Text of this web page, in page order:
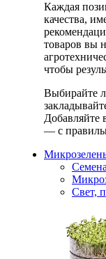
Каждая
качества,
товаров вы
чтобы
Выбирайте
Добавляйте
— с
Свет,